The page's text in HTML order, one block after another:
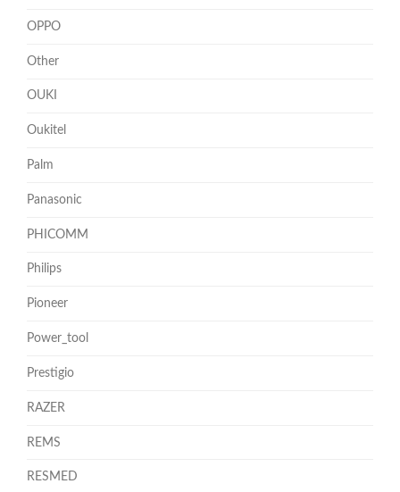
OPPO
Other
OUKI
Oukitel
Palm
Panasonic
PHICOMM
Philips
Pioneer
Power_tool
Prestigio
RAZER
REMS
RESMED